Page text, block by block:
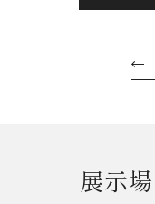
展示